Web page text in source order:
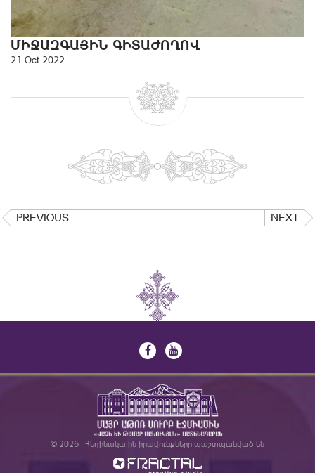
ՄԻՋԱԶԳԱՅԻՆ ԳԻՏԱԺՈՂՈՎ
21 Oct 2022
PREVIOUS NEXT
© 2026 | Հեղինակային իրավունքները պաշտպանված են